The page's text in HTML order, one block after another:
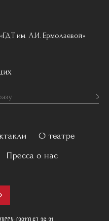
им. Л.И. Ермолаевой»
репертуар
О театре
История
Пресса о нас